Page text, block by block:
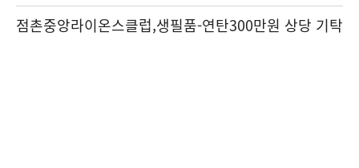
점촌중앙라이온스클럽,생필품-연탄300만원 상당 기탁